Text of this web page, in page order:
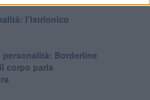
l’istrionico
Borderline
corpo parla